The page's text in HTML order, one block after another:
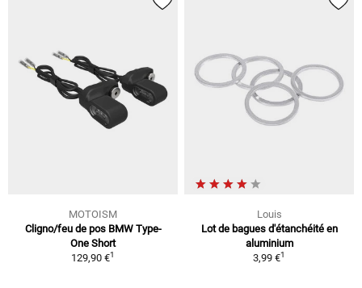
MOTOISM
Cligno/feu de pos BMW Type-
One Short
129,90 €1
Louis
Lot de bagues d'étanchéité en
aluminium
3,99 €1